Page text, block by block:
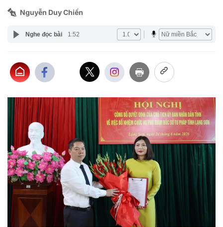
Nguyễn Duy Chiến
Nghe đọc bài 1:52